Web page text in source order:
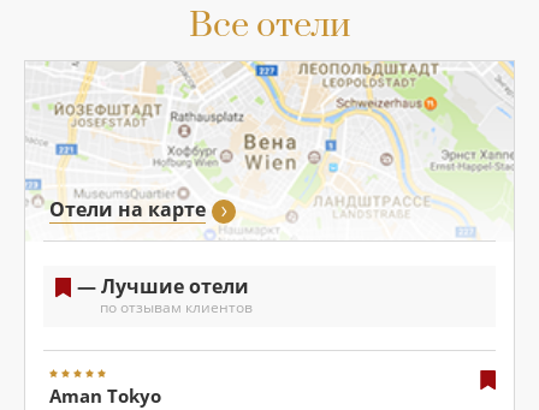
Все отели
Отели на карте
— Лучшие отели
по отзывам клиентов
Aman Tokyo